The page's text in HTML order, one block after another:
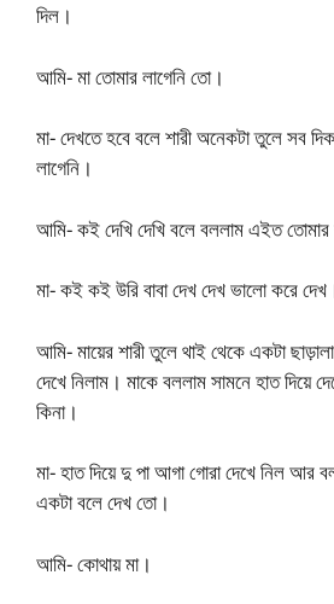
দিল।
আমি- মা তোমার লাগেনি তো।
মা- দেখতে হবে বলে শারী অনেকটা তুলে সব
লাগেনি।
আমি- কই দেখি দেখি বলে বললাম এইত
মা- কই কই উরি বাবা দেখ দেখ ভালো করে
আমি- মায়ের শারী তুলে থাই থেকে একটা
দেখে নিলাম। মাকে বললাম সামনে হাত দিয়ে
কিনা।
মা- হাত দিয়ে দু পা আগা গোরা দেখে নিল
একটা বলে দেখ তো।
আমি- কোথায় মা।